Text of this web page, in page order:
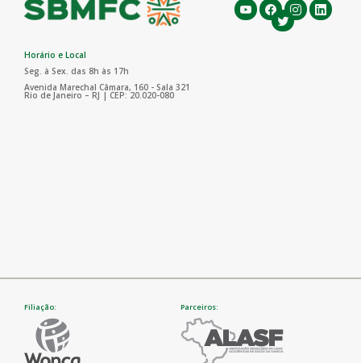
Horário e Local
Seg. à Sex. das 8h às 17h
Avenida Marechal Câmara, 160 - Sala 321
Rio de Janeiro – RJ | CEP: 20.020-080
Filiação: Parceiros: